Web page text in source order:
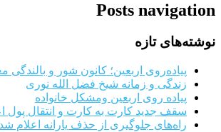
Posts navigation
نوشته‌های تازه
پیاده‌روی اربعین؛ کانون شور و بالندگی
زندگی و زمانه شیخ فضل الله نوری
پیاده روی اربعین ومشکل خانواده
سقف جدید کارت به کارت و انتقال پول
راه‌های جلوگیری از حذف یارانه اعلام شد